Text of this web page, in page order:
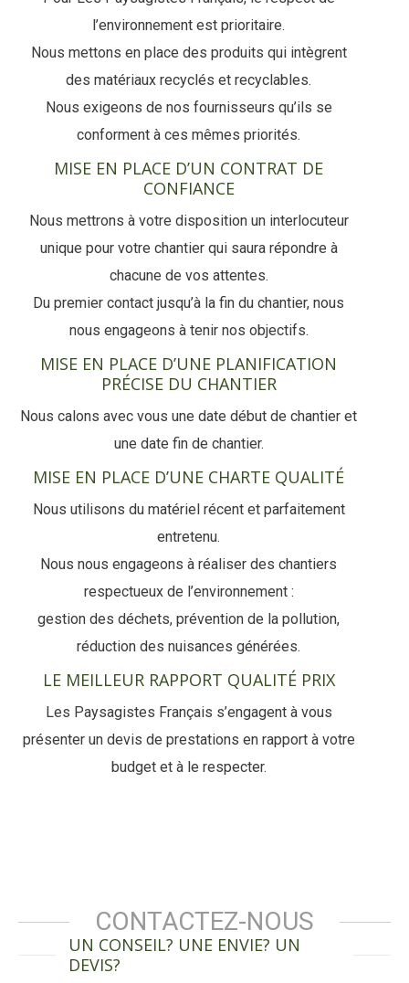
l’environnement est prioritaire.
Nous mettons en place des produits qui intègrent
des matériaux recyclés et recyclables.
Nous exigeons de nos fournisseurs qu’ils se
conforment à ces mêmes priorités.
MISE EN PLACE D’UN CONTRAT DE
CONFIANCE
Nous mettrons à votre disposition un interlocuteur
unique pour votre chantier qui saura répondre à
chacune de vos attentes.
Du premier contact jusqu’à la fin du chantier, nous
nous engageons à tenir nos objectifs.
MISE EN PLACE D’UNE PLANIFICATION
PRÉCISE DU CHANTIER
Nous calons avec vous une date début de chantier et
une date fin de chantier.
MISE EN PLACE D’UNE CHARTE QUALITÉ
Nous utilisons du matériel récent et parfaitement
entretenu.
Nous nous engageons à réaliser des chantiers
respectueux de l’environnement :
gestion des déchets, prévention de la pollution,
réduction des nuisances générées.
LE MEILLEUR RAPPORT QUALITÉ PRIX
Les Paysagistes Français s’engagent à vous
présenter un devis de prestations en rapport à votre
budget et à le respecter.
CONTACTEZ-NOUS
UN CONSEIL? UNE ENVIE? UN
DEVIS?